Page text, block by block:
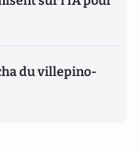
du villepino-